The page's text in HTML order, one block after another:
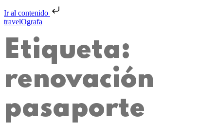
Ir al contenido
travelOgrafa
Etiqueta:
renovación
pasaporte